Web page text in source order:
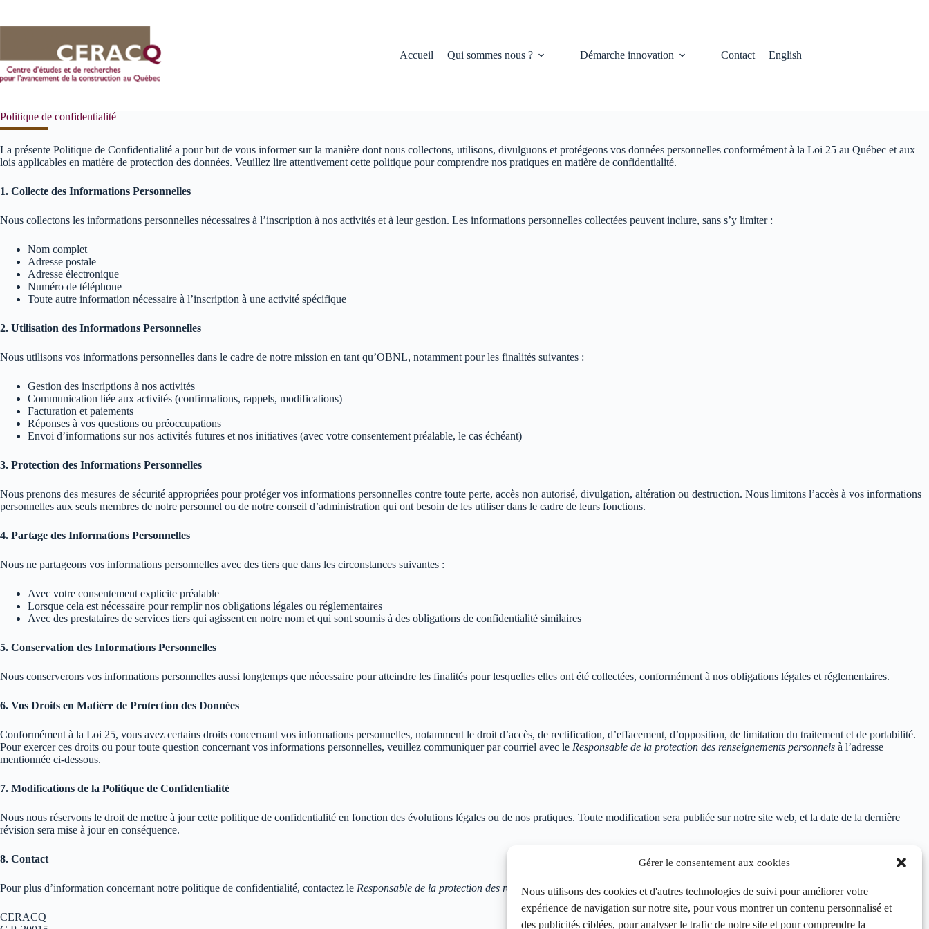
Gérer le consentement aux cookies
Nous utilisons des cookies et d'autres technologies de suivi pour améliorer votre
expérience de navigation sur notre site, pour vous montrer un contenu personnalisé et
des publicités ciblées, pour analyser le trafic de notre site et pour comprendre la
contenu
Accueil Qui sommes nous ? Démarche innovation Contact English
Politique de confidentialité
La présente Politique de Confidentialité a pour but de vous informer sur la manière dont nous collectons, utilisons, divulguons et protégeons vos données personnelles conformément à la Loi 25 au Québec et aux
lois applicables en matière de protection des données. Veuillez lire attentivement cette politique pour comprendre nos pratiques en matière de confidentialité.
1. Collecte des Informations Personnelles
Nous collectons les informations personnelles nécessaires à l’inscription à nos activités et à leur gestion. Les informations personnelles collectées peuvent inclure, sans s’y limiter :
Nom complet
Adresse postale
Adresse électronique
Numéro de téléphone
Toute autre information nécessaire à l’inscription à une activité spécifique
2. Utilisation des Informations Personnelles
Nous utilisons vos informations personnelles dans le cadre de notre mission en tant qu’OBNL, notamment pour les finalités suivantes :
Gestion des inscriptions à nos activités
Communication liée aux activités (confirmations, rappels, modifications)
Facturation et paiements
Réponses à vos questions ou préoccupations
Envoi d’informations sur nos activités futures et nos initiatives (avec votre consentement préalable, le cas échéant)
3. Protection des Informations Personnelles
Nous prenons des mesures de sécurité appropriées pour protéger vos informations personnelles contre toute perte, accès non autorisé, divulgation, altération ou destruction. Nous limitons l’accès à vos informations
personnelles aux seuls membres de notre personnel ou de notre conseil d’administration qui ont besoin de les utiliser dans le cadre de leurs fonctions.
4. Partage des Informations Personnelles
Nous ne partageons vos informations personnelles avec des tiers que dans les circonstances suivantes :
Avec votre consentement explicite préalable
Lorsque cela est nécessaire pour remplir nos obligations légales ou réglementaires
Avec des prestataires de services tiers qui agissent en notre nom et qui sont soumis à des obligations de confidentialité similaires
5. Conservation des Informations Personnelles
Nous conserverons vos informations personnelles aussi longtemps que nécessaire pour atteindre les finalités pour lesquelles elles ont été collectées, conformément à nos obligations légales et réglementaires.
6. Vos Droits en Matière de Protection des Données
Conformément à la Loi 25, vous avez certains droits concernant vos informations personnelles, notamment le droit d’accès, de rectification, d’effacement, d’opposition, de limitation du traitement et de portabilité.
Pour exercer ces droits ou pour toute question concernant vos informations personnelles, veuillez communiquer par courriel avec le Responsable de la protection des renseignements personnels à l’adresse
mentionnée ci-dessous.
7. Modifications de la Politique de Confidentialité
Nous nous réservons le droit de mettre à jour cette politique de confidentialité en fonction des évolutions légales ou de nos pratiques. Toute modification sera publiée sur notre site web, et la date de la dernière
révision sera mise à jour en conséquence.
8. Contact
Pour plus d’information concernant notre politique de confidentialité, contactez le Responsable de la protection des renseignements personnelsà :
CERACQ